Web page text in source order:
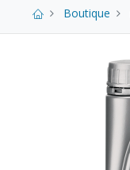
Boutique